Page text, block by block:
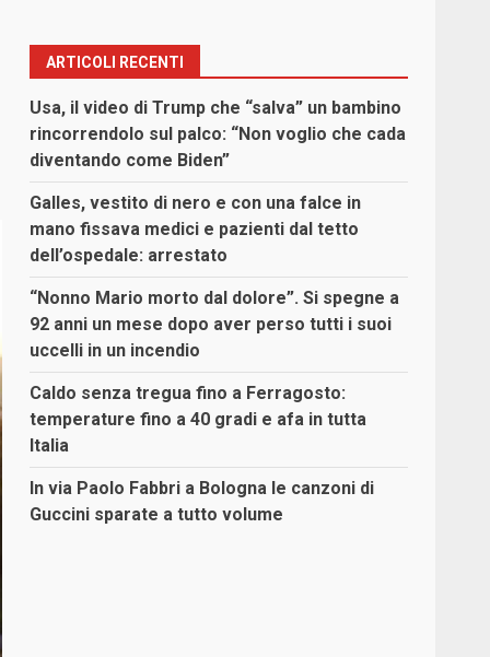
ARTICOLI RECENTI
Usa, il video di Trump che “salva” un bambino
rincorrendolo sul palco: “Non voglio che cada
diventando come Biden”
Galles, vestito di nero e con una falce in
mano fissava medici e pazienti dal tetto
dell’ospedale: arrestato
“Nonno Mario morto dal dolore”. Si spegne a
92 anni un mese dopo aver perso tutti i suoi
uccelli in un incendio
Caldo senza tregua fino a Ferragosto:
temperature fino a 40 gradi e afa in tutta
Italia
In via Paolo Fabbri a Bologna le canzoni di
Guccini sparate a tutto volume